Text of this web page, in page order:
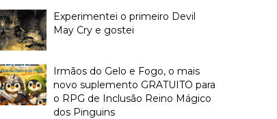
Experimentei o primeiro Devil
May Cry e gostei
Irmãos do Gelo e Fogo, o mais
novo suplemento GRATUITO para
o RPG de Inclusão Reino Mágico
dos Pinguins